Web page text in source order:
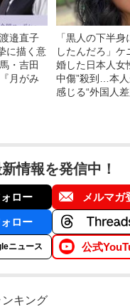
邉直子
に描く意
・吉田
月がみ
「黒人の下半
したんだろ」
婚した日本人女
中傷”殺到…本
感じる“外国人
情報を発信中！
ロー メルマガ
ロー
ニュース 公式
ンキング